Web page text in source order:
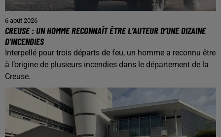
6 août 2026
CREUSE : UN HOMME RECONNAÎT ÊTRE L’AUTEUR D’UNE DIZAINE
D’INCENDIES
Interpellé pour trois départs de feu, un homme a reconnu être
à l’origine de plusieurs incendies dans le département de la
Creuse.